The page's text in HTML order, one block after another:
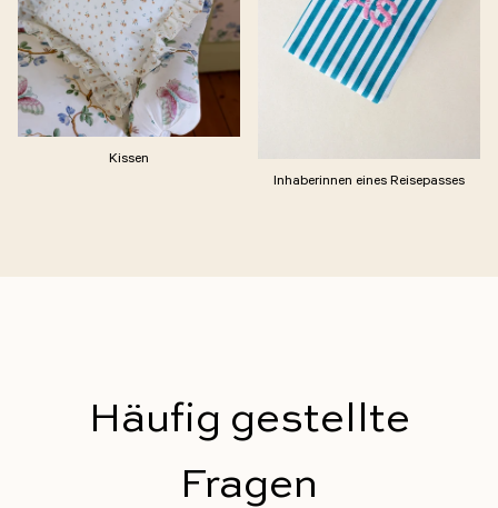
Kissen
Inhaberinnen eines Reisepasses
Häufig gestellte
Fragen